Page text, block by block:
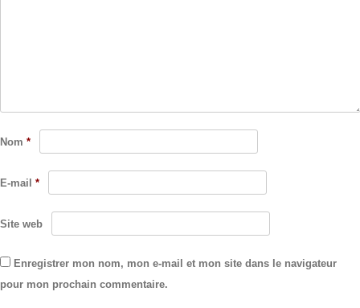
Nom *
E-mail *
Site web
Enregistrer mon nom, mon e-mail et mon site dans le navigateur
pour mon prochain commentaire.